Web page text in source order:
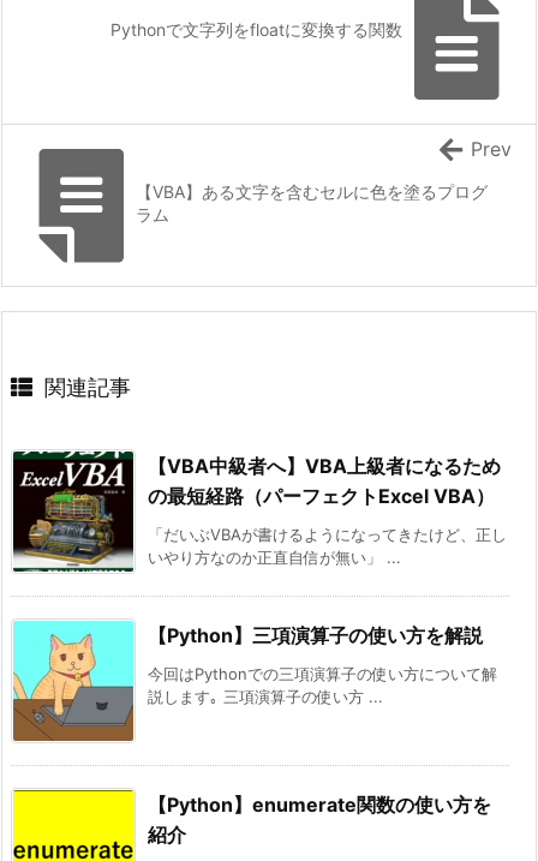
Pythonで文字列をfloatに変換する関数
【VBA】ある文字を含むセルに色を塗るプログ
ラム
Prev
関連記事
【VBA中級者へ】VBA上級者になるため
の最短経路（パーフェクトExcel VBA）
「だいぶVBAが書けるようになってきたけど、正し
いやり方なのか正直自信が無い」 ...
【Python】三項演算子の使い方を解説
今回はPythonでの三項演算子の使い方について解
説します｡ 三項演算子の使い方 ...
【Python】enumerate関数の使い方を
紹介